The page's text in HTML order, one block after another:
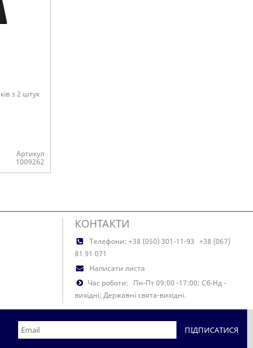
з 2 штук
Артикул
1009262
КОНТАКТИ
Телефони: +38 (050) 301-11-93 +38 (067)
81 91 071
Написати листа
Час роботи: Пн-Пт 09:00 -17:00; Сб-Нд -
вихідні; Державні свята-вихідні.